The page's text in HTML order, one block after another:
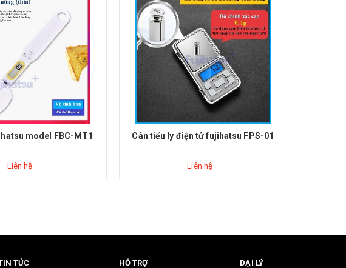
model FBC-MT1
Liên hệ
Cân tiểu ly điện tử fujihatsu FPS-01
Liên hệ
TỨC HỖ TRỢ ĐẠI LÝ